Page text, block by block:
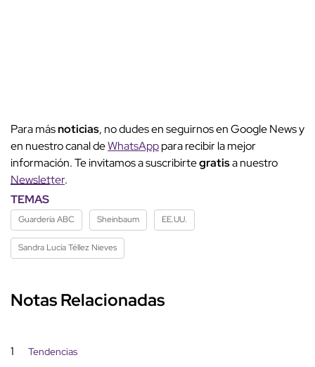
Para másnoticias, no dudes en seguirnos en Google News y
en nuestro canal deWhatsApppara recibir la mejor
información. Te invitamos a suscribirtegratisa nuestro
Newsletter.
TEMAS
Guardería ABC Sheinbaum EE.UU.
Sandra Lucía Téllez Nieves
Notas Relacionadas
1 Tendencias